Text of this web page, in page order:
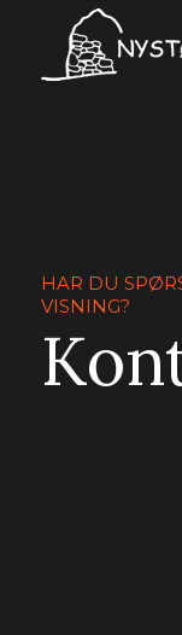
HAR DU
VISNING?